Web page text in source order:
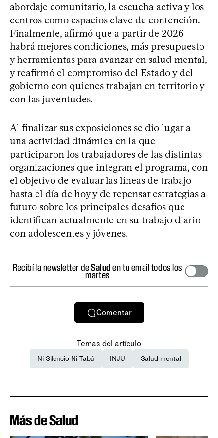
abordaje comunitario, la escucha activa y los
centros como espacios clave de contención.
Finalmente, afirmó que a partir de 2026
habrá mejores condiciones, más presupuesto
y herramientas para avanzar en salud mental,
y reafirmó el compromiso del Estado y del
gobierno con quienes trabajan en territorio y
con las juventudes.
Al finalizar sus exposiciones se dio lugar a
una actividad dinámica en la que
participaron los trabajadores de las distintas
organizaciones que integran el programa, con
el objetivo de evaluar las líneas de trabajo
hasta el día de hoy y de repensar estrategias a
futuro sobre los principales desafíos que
identifican actualmente en su trabajo diario
con adolescentes y jóvenes.
Recibí la newsletter deSalud en tu email todos los
martes
Comentar
Temas del artículo
Ni Silencio Ni Tabú INJU Salud mental
Más de Salud